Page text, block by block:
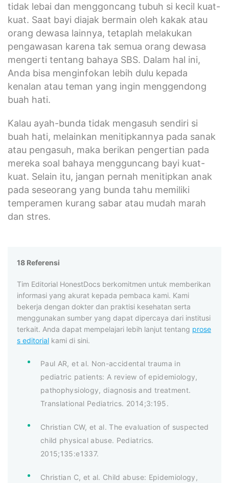
tidak lebai dan menggoncang tubuh si kecil kuat-
kuat. Saat bayi diajak bermain oleh kakak atau
orang dewasa lainnya, tetaplah melakukan
pengawasan karena tak semua orang dewasa
mengerti tentang bahaya SBS. Dalam hal ini,
Anda bisa menginfokan lebih dulu kepada
kenalan atau teman yang ingin menggendong
buah hati.
Kalau ayah-bunda tidak mengasuh sendiri si
buah hati, melainkan menitipkannya pada sanak
atau pengasuh, maka berikan pengertian pada
mereka soal bahaya mengguncang bayi kuat-
kuat. Selain itu, jangan pernah menitipkan anak
pada seseorang yang bunda tahu memiliki
temperamen kurang sabar atau mudah marah
dan stres.
18 Referensi
Tim Editorial HonestDocs berkomitmen untuk memberikan
informasi yang akurat kepada pembaca kami. Kami
bekerja dengan dokter dan praktisi kesehatan serta
menggunakan sumber yang dapat dipercaya dari institusi
terkait. Anda dapat mempelajari lebih lanjut tentang prose
s editorial kami di sini.
Paul AR, et al. Non-accidental trauma in
pediatric patients: A review of epidemiology,
pathophysiology, diagnosis and treatment.
Translational Pediatrics. 2014;3:195.
Christian CW, et al. The evaluation of suspected
child physical abuse. Pediatrics.
2015;135:e1337.
Christian C, et al. Child abuse: Epidemiology,